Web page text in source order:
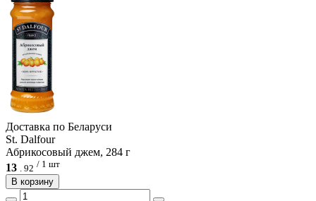
Доcтавка по Беларуси
St. Dalfour
Абрикосовый джем, 284 г
13 . 92 / 1 шт
В корзину